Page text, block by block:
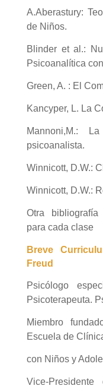
A.Aberastury:
de Niños.
Blinder et al.:
Psicoanalítica
Green, A. : El
Kancyper, L. La
Mannoni,M.:
psicoanalista.
Winnicott, D.W.:
Winnicott, D.W.:
Otra
para cada clase
Breve
Freud
Psicólogo
Psicoterapeuta.
Miembro
Escuela de
con Niños y
Vice-